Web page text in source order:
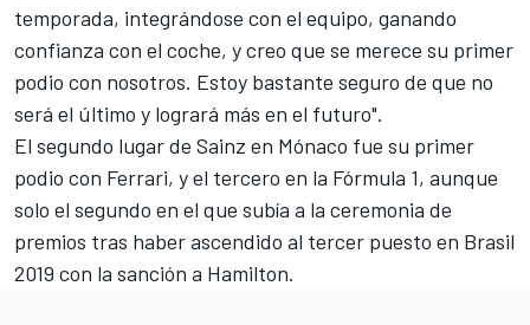
temporada, integrándose con el equipo, ganando
confianza con el coche, y creo que se merece su primer
podio con nosotros. Estoy bastante seguro de que no
será el último y logrará más en el futuro".
El segundo lugar de Sainz en Mónaco fue su primer
podio con Ferrari, y el tercero en la Fórmula 1, aunque
solo el segundo en el que subía a la ceremonia de
premios tras haber ascendido al tercer puesto en Brasil
2019 con la sanción a Hamilton.